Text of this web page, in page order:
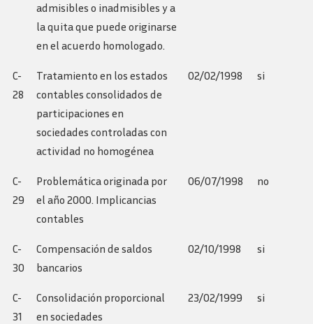
admisibles o inadmisibles y a
la quita que puede originarse
en el acuerdo homologado.
C-
28
Tratamiento en los estados
contables consolidados de
participaciones en
sociedades controladas con
actividad no homogénea
02/02/1998 si
C-
29
Problemática originada por
el año 2000. Implicancias
contables
06/07/1998 no
C-
30
Compensación de saldos
bancarios
02/10/1998 si
C-
31
Consolidación proporcional
en sociedades
23/02/1999 si